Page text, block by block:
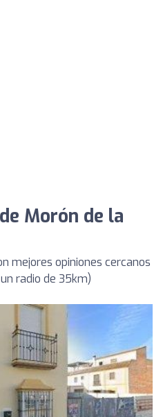
Morón de la
mejores opiniones cercanos
radio de 35km)